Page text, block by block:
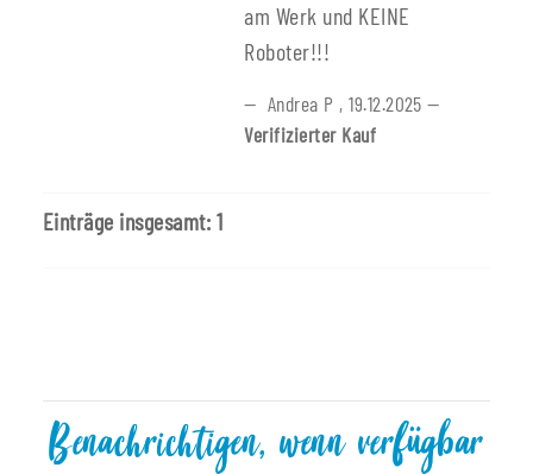
am Werk und KEINE
Roboter!!!
Andrea P ,19.12.2025
Verifizierter Kauf
Einträge insgesamt: 1
Benachrichtigen, wenn verfügbar